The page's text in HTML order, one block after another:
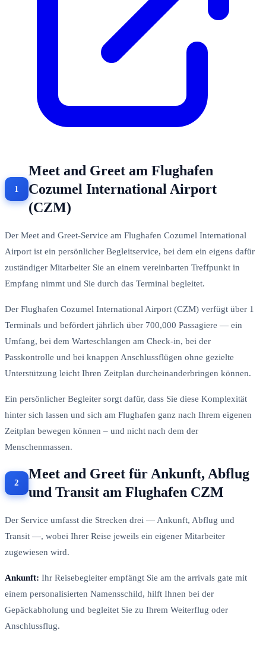
Meet and Greet am Flughafen
Cozumel International Airport
(CZM)
Der Meet and Greet-Service am Flughafen Cozumel International
Airport ist ein persönlicher Begleitservice, bei dem ein eigens dafür
zuständiger Mitarbeiter Sie an einem vereinbarten Treffpunkt in
Empfang nimmt und Sie durch das Terminal begleitet.
Der Flughafen Cozumel International Airport (CZM) verfügt über 1
Terminals und befördert jährlich über 700,000 Passagiere — ein
Umfang, bei dem Warteschlangen am Check-in, bei der
Passkontrolle und bei knappen Anschlussflügen ohne gezielte
Unterstützung leicht Ihren Zeitplan durcheinanderbringen können.
Ein persönlicher Begleiter sorgt dafür, dass Sie diese Komplexität
hinter sich lassen und sich am Flughafen ganz nach Ihrem eigenen
Zeitplan bewegen können – und nicht nach dem der
Menschenmassen.
Meet and Greet für Ankunft, Abflug
und Transit am Flughafen CZM
Der Service umfasst die Strecken drei — Ankunft, Abflug und
Transit —, wobei Ihrer Reise jeweils ein eigener Mitarbeiter
zugewiesen wird.
Ankunft: Ihr Reisebegleiter empfängt Sie am the arrivals gate mit
einem personalisierten Namensschild, hilft Ihnen bei der
Gepäckabholung und begleitet Sie zu Ihrem Weiterflug oder
Anschlussflug.